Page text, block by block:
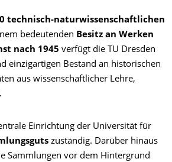
technisch-naturwissenschaftlichen
bedeutenden Besitz an Werken
nach 1945 verfügt die TU Dresden
einzigartigen Bestand an historischen
aus wissenschaftlicher Lehre,
Einrichtung der Universität für
zuständig. Darüber hinaus
Sammlungen vor dem Hintergrund